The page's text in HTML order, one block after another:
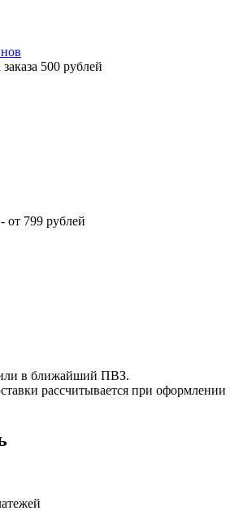
500 рублей
от 799 рублей
или в ближайший ПВЗ.
рассчитывается при оформлении